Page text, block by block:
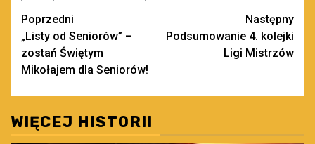
Zobacz
wpisy
Poprzedni
„Listy od Seniorów” –
zostań Świętym
Mikołajem dla Seniorów!
Następny
Podsumowanie 4. kolejki
Ligi Mistrzów
WIĘCEJ HISTORII